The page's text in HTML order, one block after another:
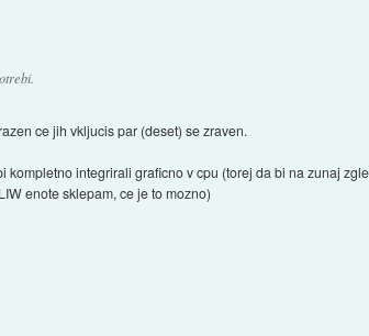
ce jih vkljucis par (deset) se zraven.
kompletno integrirali graficno v cpu (torej da bi na zunaj
enote sklepam, ce je to mozno)